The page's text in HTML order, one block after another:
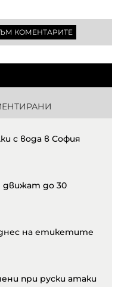
КОМЕНТАРИТЕ
с вода в София
движат до 30
на етикетите
при руски атаки